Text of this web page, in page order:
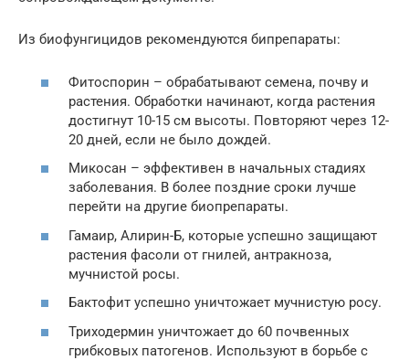
Из биофунгицидов рекомендуются бипрепараты:
Фитоспорин – обрабатывают семена, почву и
растения. Обработки начинают, когда растения
достигнут 10-15 см высоты. Повторяют через 12-
20 дней, если не было дождей.
Микосан – эффективен в начальных стадиях
заболевания. В более поздние сроки лучше
перейти на другие биопрепараты.
Гамаир, Алирин-Б, которые успешно защищают
растения фасоли от гнилей, антракноза,
мучнистой росы.
Бактофит успешно уничтожает мучнистую росу.
Триходермин уничтожает до 60 почвенных
грибковых патогенов. Используют в борьбе с